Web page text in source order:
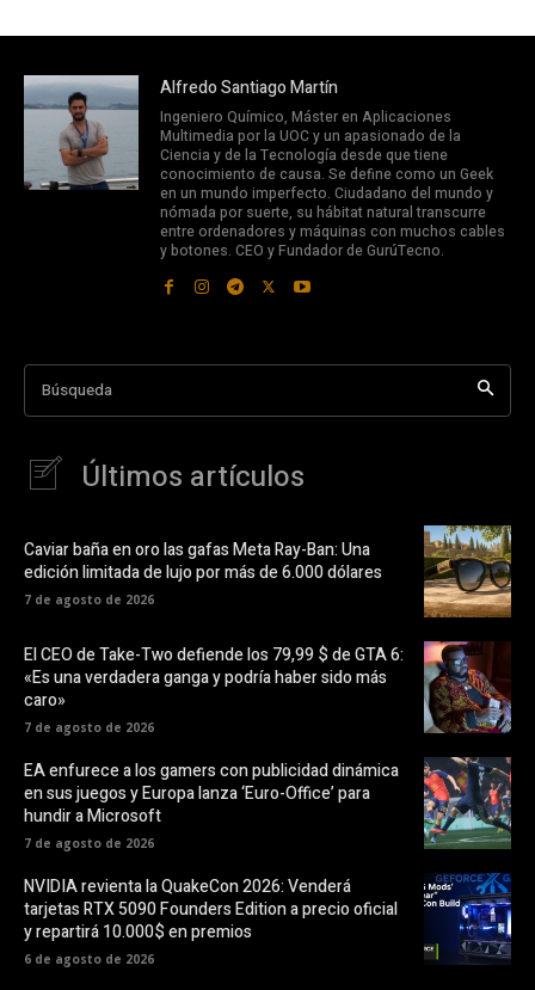
Alfredo Santiago Martín
Ingeniero Químico, Máster en Aplicaciones
Multimedia por la UOC y un apasionado de la
Ciencia y de la Tecnología desde que tiene
conocimiento de causa. Se define como un Geek
en un mundo imperfecto. Ciudadano del mundo y
nómada por suerte, su hábitat natural transcurre
entre ordenadores y máquinas con muchos cables
y botones. CEO y Fundador de GurúTecno.
Búsqueda
Últimos artículos
Caviar baña en oro las gafas Meta Ray-Ban: Una
edición limitada de lujo por más de 6.000 dólares
7 de agosto de 2026
El CEO de Take-Two defiende los 79,99 $ de GTA 6:
«Es una verdadera ganga y podría haber sido más
caro»
7 de agosto de 2026
EA enfurece a los gamers con publicidad dinámica
en sus juegos y Europa lanza ‘Euro-Office’ para
hundir a Microsoft
7 de agosto de 2026
NVIDIA revienta la QuakeCon 2026: Venderá
tarjetas RTX 5090 Founders Edition a precio oficial
y repartirá 10.000$ en premios
6 de agosto de 2026